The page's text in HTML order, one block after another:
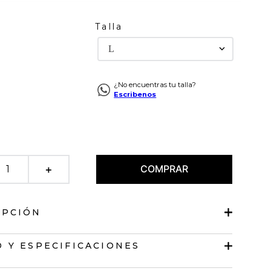
Talla
L
¿No encuentras tu talla?
Escribenos
＋ COMPRAR
sisa.
Y ESPECIFICACIONES